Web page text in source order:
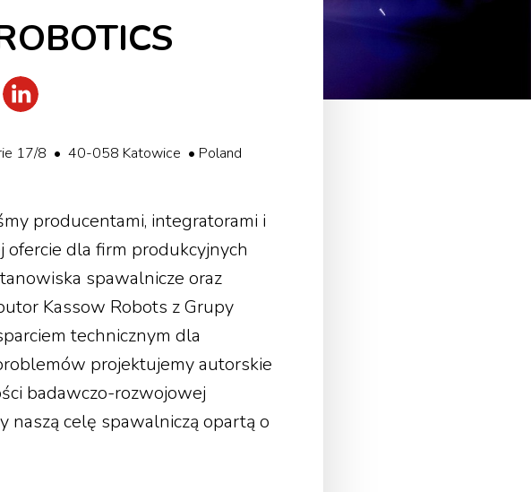
e-mail
Youtube
17/8 • 40-058 Katowice • Poland
producentami, integratorami i
dla firm produkcyjnych
spawalnicze oraz
Kassow Robots z Grupy
technicznym dla
projektujemy autorskie
badawczo-rozwojowej
naszą celę spawalniczą opartą o